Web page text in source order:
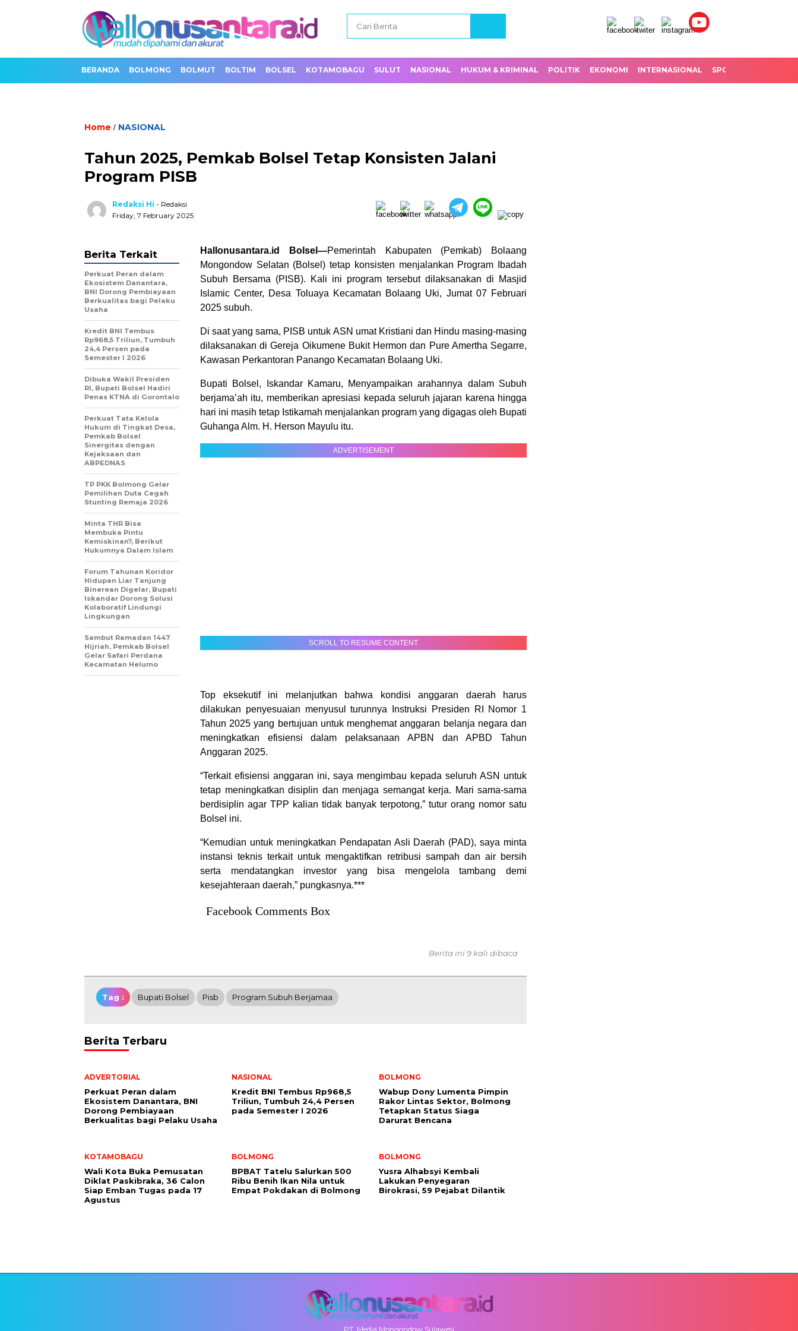
BERANDA BOLMONG BOLMUT BOLTIM BOLSEL KOTAMOBAGU SULUT NASIONAL HUKUM & KRIMINAL POLITIK EKONOMI INTERNASIONAL SPORT
Home / NASIONAL
Tahun 2025, Pemkab Bolsel Tetap Konsisten Jalani
Program PISB
Redaksi Hi - Redaksi
Friday, 7 February 2025
Hallonusantara.id Bolsel—Pemerintah Kabupaten (Pemkab) Bolaang
Mongondow Selatan (Bolsel) tetap konsisten menjalankan Program Ibadah
Subuh Bersama (PISB). Kali ini program tersebut dilaksanakan di Masjid
Islamic Center, Desa Toluaya Kecamatan Bolaang Uki, Jumat 07 Februari
2025 subuh.
Di saat yang sama, PISB untuk ASN umat Kristiani dan Hindu masing-masing
dilaksanakan di Gereja Oikumene Bukit Hermon dan Pure Amertha Segarre,
Kawasan Perkantoran Panango Kecamatan Bolaang Uki.
Bupati Bolsel, Iskandar Kamaru, Menyampaikan arahannya dalam Subuh
berjama’ah itu, memberikan apresiasi kepada seluruh jajaran karena hingga
hari ini masih tetap Istikamah menjalankan program yang digagas oleh Bupati
Guhanga Alm. H. Herson Mayulu itu.
ADVERTISEMENT
SCROLL TO RESUME CONTENT
Top eksekutif ini melanjutkan bahwa kondisi anggaran daerah harus
dilakukan penyesuaian menyusul turunnya Instruksi Presiden RI Nomor 1
Tahun 2025 yang bertujuan untuk menghemat anggaran belanja negara dan
meningkatkan efisiensi dalam pelaksanaan APBN dan APBD Tahun
Anggaran 2025.
“Terkait efisiensi anggaran ini, saya mengimbau kepada seluruh ASN untuk
tetap meningkatkan disiplin dan menjaga semangat kerja. Mari sama-sama
berdisiplin agar TPP kalian tidak banyak terpotong,” tutur orang nomor satu
Bolsel ini.
“Kemudian untuk meningkatkan Pendapatan Asli Daerah (PAD), saya minta
instansi teknis terkait untuk mengaktifkan retribusi sampah dan air bersih
serta mendatangkan investor yang bisa mengelola tambang demi
kesejahteraan daerah,” pungkasnya.***
Facebook Comments Box
Berita Terkait
Perkuat Peran dalam
Ekosistem Danantara,
BNI Dorong Pembiayaan
Berkualitas bagi Pelaku
Usaha
Kredit BNI Tembus
Rp968,5 Triliun, Tumbuh
24,4 Persen pada
Semester I 2026
Dibuka Wakil Presiden
RI, Bupati Bolsel Hadiri
Penas KTNA di Gorontalo
Perkuat Tata Kelola
Hukum di Tingkat Desa,
Pemkab Bolsel
Sinergitas dengan
Kejaksaan dan
ABPEDNAS
TP PKK Bolmong Gelar
Pemilihan Duta Cegah
Stunting Remaja 2026
Minta THR Bisa
Membuka Pintu
Kemiskinan?, Berikut
Hukumnya Dalam Islam
Forum Tahunan Koridor
Hidupan Liar Tanjung
Binerean Digelar, Bupati
Iskandar Dorong Solusi
Kolaboratif Lindungi
Lingkungan
Sambut Ramadan 1447
Hijriah, Pemkab Bolsel
Gelar Safari Perdana
Kecamatan Helumo
Berita ini 9 kali dibaca
Tag : Bupati Bolsel Pisb Program Subuh Berjamaa
Berita Terbaru
ADVERTORIAL
Perkuat Peran dalam
Ekosistem Danantara, BNI
Dorong Pembiayaan
Berkualitas bagi Pelaku Usaha
NASIONAL
Kredit BNI Tembus Rp968,5
Triliun, Tumbuh 24,4 Persen
pada Semester I 2026
BOLMONG
Wabup Dony Lumenta Pimpin
Rakor Lintas Sektor, Bolmong
Tetapkan Status Siaga
Darurat Bencana
KOTAMOBAGU
Wali Kota Buka Pemusatan
Diklat Paskibraka, 36 Calon
Siap Emban Tugas pada 17
Agustus
BOLMONG
BPBAT Tatelu Salurkan 500
Ribu Benih Ikan Nila untuk
Empat Pokdakan di Bolmong
BOLMONG
Yusra Alhabsyi Kembali
Lakukan Penyegaran
Birokrasi, 59 Pejabat Dilantik
PT. Media Mongondow Sulawesi